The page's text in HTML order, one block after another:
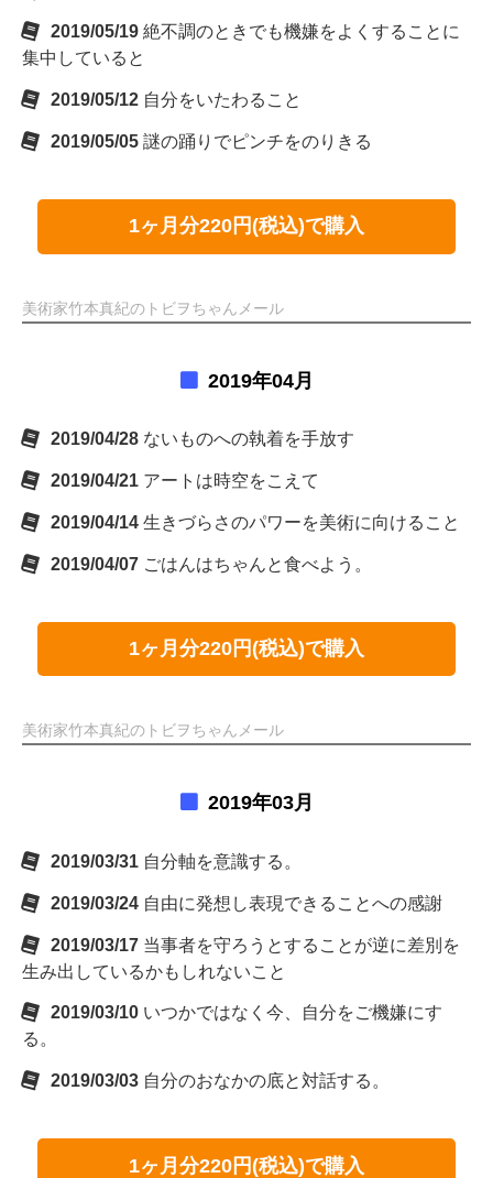
2019/05/19 絶不調のときでも機嫌をよくすることに
集中していると
2019/05/12 自分をいたわること
2019/05/05 謎の踊りでピンチをのりきる
1ヶ月分220円(税込)で購入
美術家竹本真紀のトビヲちゃんメール
2019年04月
2019/04/28 ないものへの執着を手放す
2019/04/21 アートは時空をこえて
2019/04/14 生きづらさのパワーを美術に向けること
2019/04/07 ごはんはちゃんと食べよう。
1ヶ月分220円(税込)で購入
美術家竹本真紀のトビヲちゃんメール
2019年03月
2019/03/31 自分軸を意識する。
2019/03/24 自由に発想し表現できることへの感謝
2019/03/17 当事者を守ろうとすることが逆に差別を
生み出しているかもしれないこと
2019/03/10 いつかではなく今、自分をご機嫌にす
る。
2019/03/03 自分のおなかの底と対話する。
1ヶ月分220円(税込)で購入